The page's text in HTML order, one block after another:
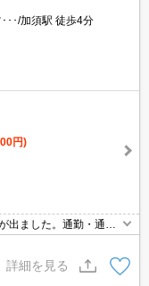
･･/加須駅 徒歩4分
円)
出ました。通勤・通学
詳細を見る